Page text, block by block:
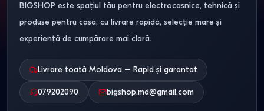
BIGSHOP este spațiul tău pentru electrocasnice, tehnică și
produse pentru casă, cu livrare rapidă, selecție mare și
experiență de cumpărare mai clară.
Livrare toată Moldova – Rapid și garantat
079202090 bigshop.md@gmail.com